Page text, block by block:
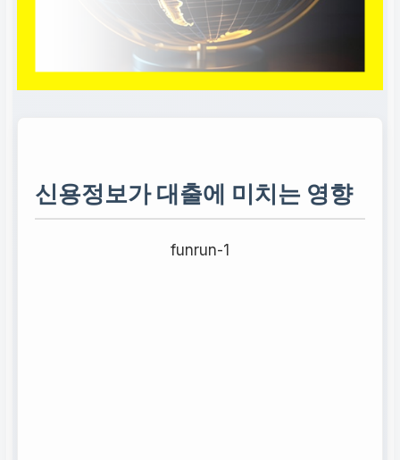
신용정보가 대출에 미치는 영향
funrun-1